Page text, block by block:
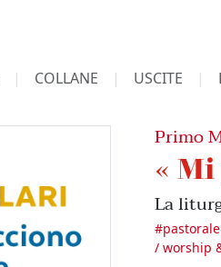
COLLANE USCITE
Primo
«
La
#
/ worship